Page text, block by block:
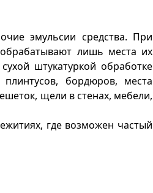
эмульсии средства. При
лишь места их
штукатуркой обработке
бордюров, места
щели в стенах, мебели,
где возможен частый